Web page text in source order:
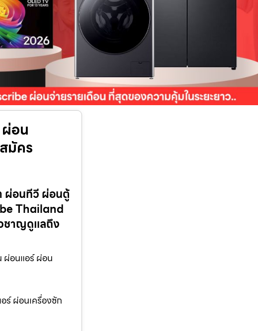
ผ่อน
มัคร
ผ่อนทีวี ผ่อนตู้
Thailand
ชาญดูแลถึง
ผ่อนแอร์ ผ่อน
ร์ ผ่อนเครื่องซัก